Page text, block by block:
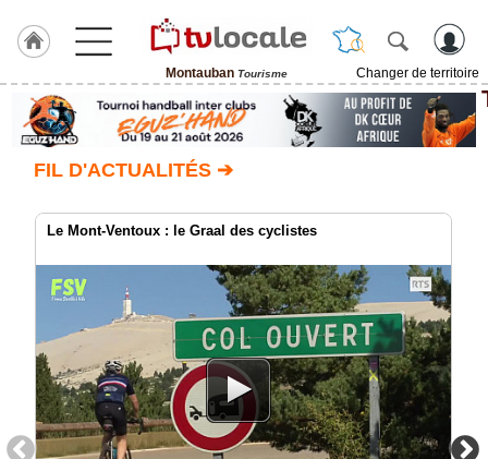
Montauban Tourisme
Changer de territoire
J'adhère
Hulcoq
ACCUEIL
France
Accueil
RUBRIQUES
Agenda
Gazette
FIL D'ACTUALITÉS ➔
Le Mont-Ventoux : le Graal des cyclistes